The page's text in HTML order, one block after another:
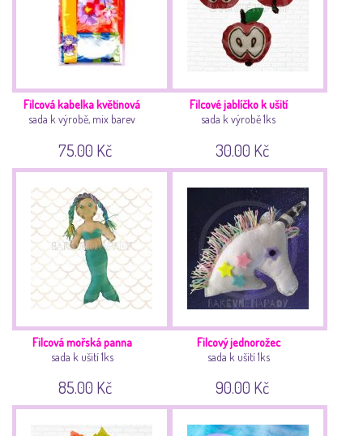
Filcová kabelka květinová
sada k výrobě, mix barev
75.00 Kč
Filcové jablíčko k ušití
sada k výrobě 1ks
30.00 Kč
Filcová mořská panna
sada k ušití 1ks
85.00 Kč
Filcový jednorožec
sada k ušití 1ks
90.00 Kč